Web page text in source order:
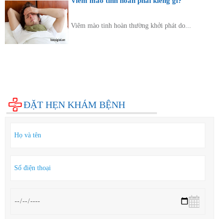
Viêm mào tinh hoàn thường khởi phát do...
ĐẶT HẸN KHÁM BỆNH